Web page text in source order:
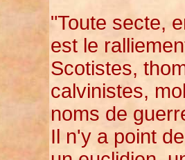
"Toute secte,
est le
Scotistes,
calvinistes,
noms de
Il n'y a point